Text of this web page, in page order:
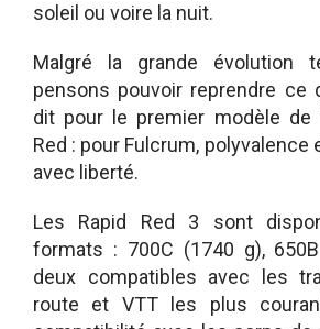
soleil ou voire la nuit.
Malgré la grande évolution
pensons pouvoir reprendre ce
dit pour le premier modèle de
Red : pour Fulcrum,
avec liberté.
Les Rapid Red 3 sont
formats : 700C (1740 g),
deux compatibles avec les
route et VTT les plus